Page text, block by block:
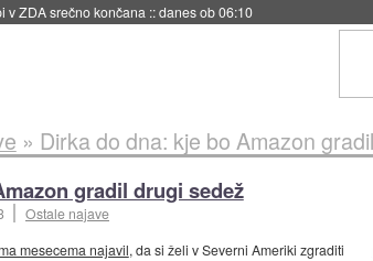
::danes ob 06:09
» Dirka do dna: kje bo Amazon
gradil drugi sedež
Ostale najave
mesecema najavil, da si želi v Severni Ameriki zgraditi